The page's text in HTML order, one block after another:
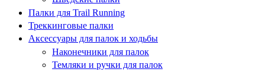
Палки для Trail Running
Треккинговые палки
Аксессуары для палок и ходьбы
Наконечники для палок
Темляки и ручки для палок